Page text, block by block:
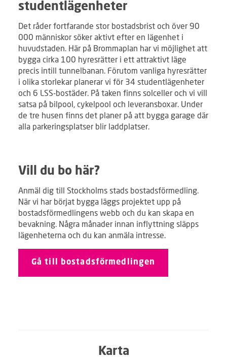
studentlägenheter
Det råder fortfarande stor bostadsbrist och över 90
000 människor söker aktivt efter en lägenhet i
huvudstaden. Här på Brommaplan har vi möjlighet att
bygga cirka 100 hyresrätter i ett attraktivt läge
precis intill tunnelbanan. Förutom vanliga hyresrätter
i olika storlekar planerar vi för 34 studentlägenheter
och 6 LSS-bostäder. På taken finns solceller och vi vill
satsa på bilpool, cykelpool och leveransboxar. Under
de tre husen finns det planer på att bygga garage där
alla parkeringsplatser blir laddplatser.
Vill du bo här?
Anmäl dig till Stockholms stads bostadsförmedling.
När vi har börjat bygga läggs projektet upp på
bostadsförmedlingens webb och du kan skapa en
bevakning. Några månader innan inflyttning släpps
lägenheterna och du kan anmäla intresse.
Gå till bostadsförmedlingen
Karta